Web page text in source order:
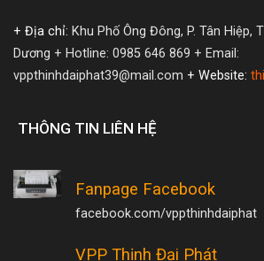
+ Địa chỉ: Khu Phố Ông Đông, P. Tân Hiệp,
Dương + Hotline: 0985 646 869 + Email:
vppthinhdaiphat39@mail.com + Website:
THÔNG TIN LIÊN HỆ
Fanpage Facebook
facebook.com/vppthinhdaiphat
VPP Thịnh Đại Phát